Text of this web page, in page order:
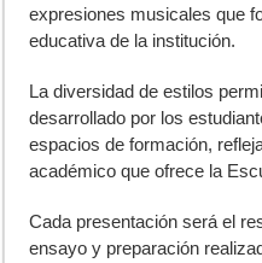
expresiones musicales que
educativa de la institución.
La diversidad de estilos
desarrollado por los
espacios de formación,
académico que ofrece la
Cada presentación será el
ensayo y preparación